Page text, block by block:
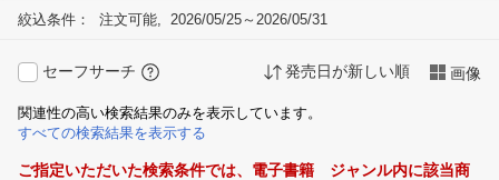
絞込条件： 注文可能 2026/05/25～2026/05/31
セーフサーチ 発売日が新しい順 画像
関連性の高い検索結果のみを表示しています。
すべての検索結果を表示する
ご指定いただいた検索条件では、電子書籍 ジャンル内に該当商